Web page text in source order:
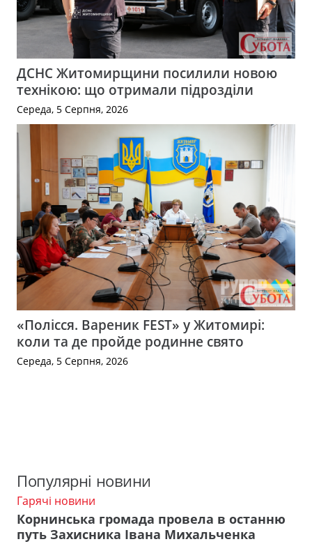
ДСНС Житомирщини посилили новою
технікою: що отримали підрозділи
Середа, 5 Серпня, 2026
«Полісся. Вареник FEST» у Житомирі:
коли та де пройде родинне свято
Середа, 5 Серпня, 2026
Популярні новини
Гарячі новини
Корнинська громада провела в останню
путь Захисника Івана Михальченка